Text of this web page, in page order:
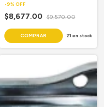
-9% OFF
$8,677.00 $9,570.00
21 en stock